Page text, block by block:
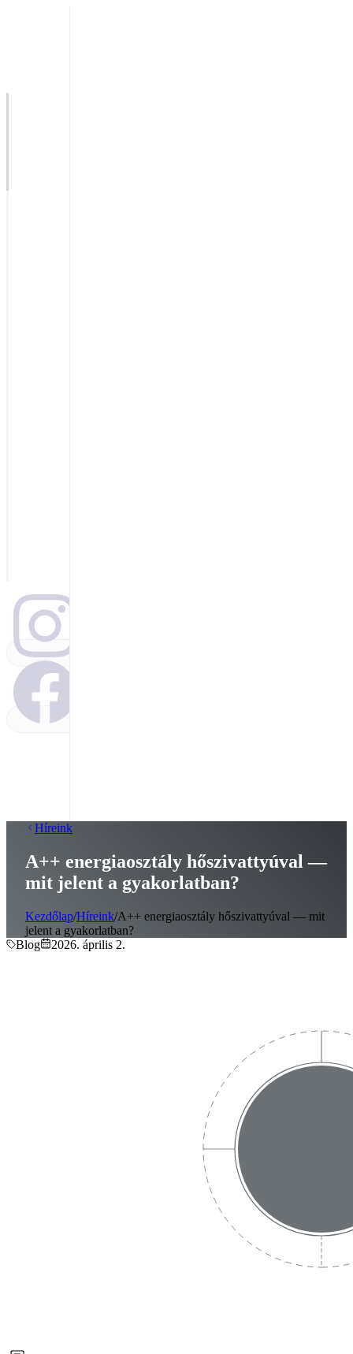
Híreink
A++ energiaosztály hőszivattyúval —
mit jelent a gyakorlatban?
Kezdőlap/Híreink/A++ energiaosztály hőszivattyúval — mit
jelent a gyakorlatban?
Blog
2026. április 2.